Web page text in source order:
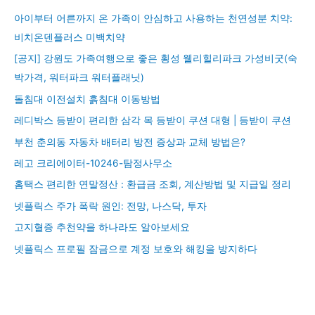
아이부터 어른까지 온 가족이 안심하고 사용하는 천연성분 치약:
비치온덴플러스 미백치약
[공지] 강원도 가족여행으로 좋은 횡성 웰리힐리파크 가성비굿(숙
박가격, 워터파크 워터플래닛)
돌침대 이전설치 흙침대 이동방법
레디박스 등받이 편리한 삼각 목 등받이 쿠션 대형 | 등받이 쿠션
부천 춘의동 자동차 배터리 방전 증상과 교체 방법은?
레고 크리에이터-10246-탐정사무소
홈택스 편리한 연말정산 : 환급금 조회, 계산방법 및 지급일 정리
넷플릭스 주가 폭락 원인: 전망, 나스닥, 투자
고지혈증 추천약을 하나라도 알아보세요
넷플릭스 프로필 잠금으로 계정 보호와 해킹을 방지하다